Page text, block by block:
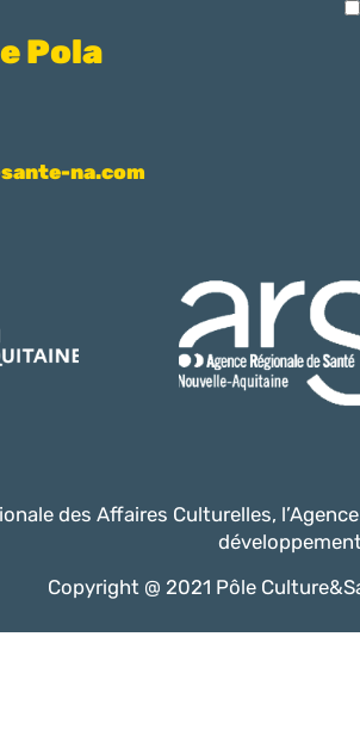
Pola
na.com
des Affaires Culturelles,
Copyright @ 2021 Pôle